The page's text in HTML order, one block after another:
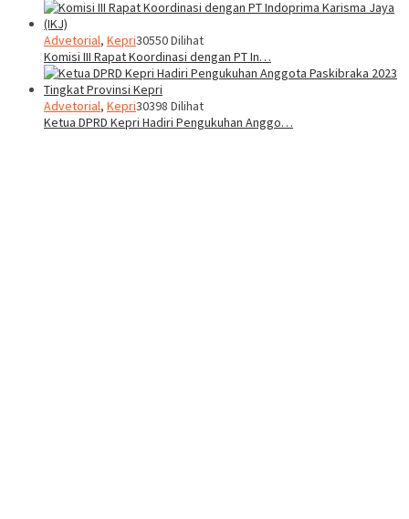
Advetorial, Kepri30550 Dilihat
Komisi III Rapat Koordinasi dengan PT In…
Advetorial, Kepri30398 Dilihat
Ketua DPRD Kepri Hadiri Pengukuhan Anggo…